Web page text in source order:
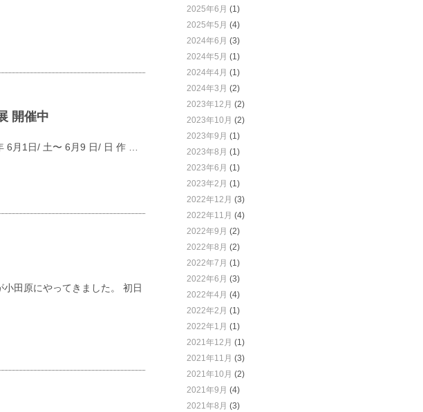
開催中
6月1日/ 土〜 6月9 日/ 日 作 …
田原にやってきました。 初日
2025年6月 (1)
2025年5月 (4)
2024年6月 (3)
2024年5月 (1)
2024年4月 (1)
2024年3月 (2)
2023年12月 (2)
2023年10月 (2)
2023年9月 (1)
2023年8月 (1)
2023年6月 (1)
2023年2月 (1)
2022年12月 (3)
2022年11月 (4)
2022年9月 (2)
2022年8月 (2)
2022年7月 (1)
2022年6月 (3)
2022年4月 (4)
2022年2月 (1)
2022年1月 (1)
2021年12月 (1)
2021年11月 (3)
2021年10月 (2)
2021年9月 (4)
2021年8月 (3)